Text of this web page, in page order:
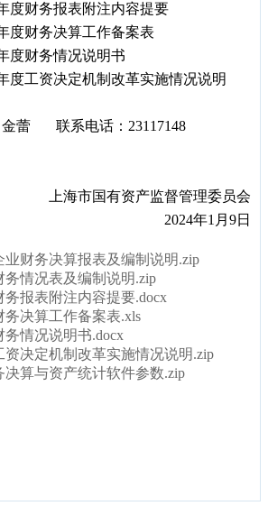
度财务报表附注内容提要
度财务决算工作备案表
度财务情况说明书
度工资决定机制改革实施情况说明
金蕾 联系电话：23117148
上海市国有资产监督管理委员会
2024年1月9日
业财务决算报表及编制说明.zip
务情况表及编制说明.zip
务报表附注内容提要.docx
务决算工作备案表.xls
务情况说明书.docx
资决定机制改革实施情况说明.zip
决算与资产统计软件参数.zip